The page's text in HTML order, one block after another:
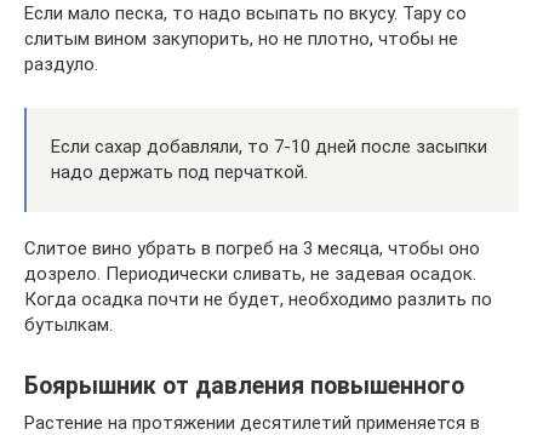
Если мало песка, то надо всыпать по вкусу. Тару со
слитым вином закупорить, но не плотно, чтобы не
раздуло.
Если сахар добавляли, то 7-10 дней после засыпки
надо держать под перчаткой.
Слитое вино убрать в погреб на 3 месяца, чтобы оно
дозрело. Периодически сливать, не задевая осадок.
Когда осадка почти не будет, необходимо разлить по
бутылкам.
Боярышник от давления повышенного
Растение на протяжении десятилетий применяется в